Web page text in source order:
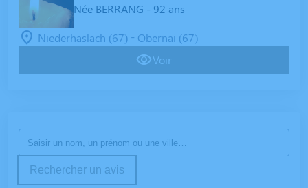
Née BERRANG - 92 ans
Niederhaslach (67) - Obernai (67)
Voir
Rechercher un avis